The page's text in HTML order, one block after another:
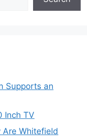
Supports an
Inch TV
Whitefield